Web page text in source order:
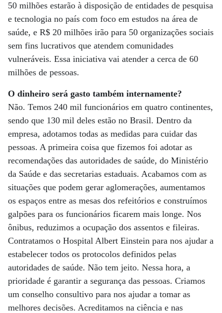
50 milhões estarão à disposição de entidades de pesquisa
e tecnologia no país com foco em estudos na área de
saúde, e R$ 20 milhões irão para 50 organizações sociais
sem fins lucrativos que atendem comunidades
vulneráveis. Essa iniciativa vai atender a cerca de 60
milhões de pessoas.
O dinheiro será gasto também internamente?
Não. Temos 240 mil funcionários em quatro continentes,
sendo que 130 mil deles estão no Brasil. Dentro da
empresa, adotamos todas as medidas para cuidar das
pessoas. A primeira coisa que fizemos foi adotar as
recomendações das autoridades de saúde, do Ministério
da Saúde e das secretarias estaduais. Acabamos com as
situações que podem gerar aglomerações, aumentamos
os espaços entre as mesas dos refeitórios e construímos
galpões para os funcionários ficarem mais longe. Nos
ônibus, reduzimos a ocupação dos assentos e fileiras.
Contratamos o Hospital Albert Einstein para nos ajudar a
estabelecer todos os protocolos definidos pelas
autoridades de saúde. Não tem jeito. Nessa hora, a
prioridade é garantir a segurança das pessoas. Criamos
um conselho consultivo para nos ajudar a tomar as
melhores decisões. Acreditamos na ciência e nas